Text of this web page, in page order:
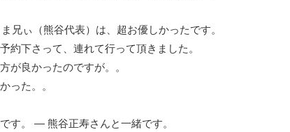
兄ぃ（熊谷代表）は、超お優しかったです。
約下さって、連れて行って頂きました。
が良かったのですが。。
った。。
す。 ― 熊谷正寿さんと一緒です。